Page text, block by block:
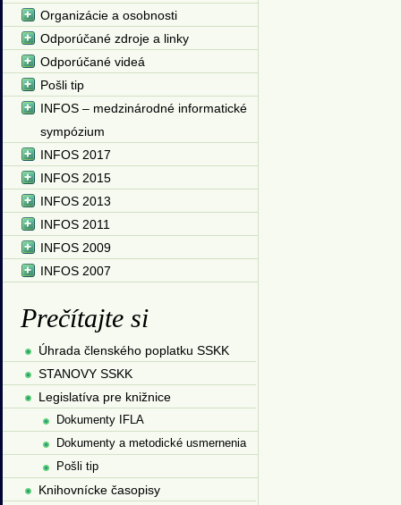
Organizácie a osobnosti
Odporúčané zdroje a linky
Odporúčané videá
Pošli tip
INFOS – medzinárodné informatické
sympózium
INFOS 2017
INFOS 2015
INFOS 2013
INFOS 2011
INFOS 2009
INFOS 2007
Prečítajte si
Úhrada členského poplatku SSKK
STANOVY SSKK
Legislatíva pre knižnice
Dokumenty IFLA
Dokumenty a metodické usmernenia
Pošli tip
Knihovnícke časopisy